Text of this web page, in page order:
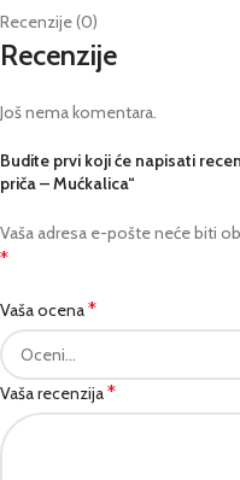
Recenzije (0)
Recenzije
Još nema komentara.
Budite prvi koji će napisati
priča – Mućkalica“
Vaša adresa e-pošte neće biti
*
Vaša ocena*
Vaša recenzija*